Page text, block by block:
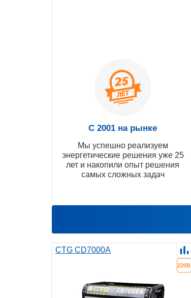
С 2001 на рынке
Мы успешно реализуем
энергетические решения уже 25
лет и накопили опыт решения
самых сложных задач
CTG CD7000A
220В